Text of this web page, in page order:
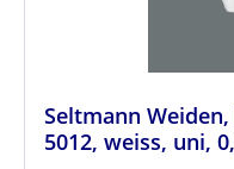
Seltmann
5012, weiss, uni,